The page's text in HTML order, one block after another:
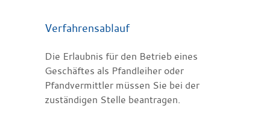
Verfahrensablauf
Die Erlaubnis für den Betrieb eines
Geschäftes als Pfandleiher oder
Pfandvermittler müssen Sie bei der
zuständigen Stelle beantragen.